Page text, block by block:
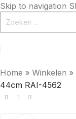
Skip to navigation
Home » Winkelen »
44cm RAI-4562